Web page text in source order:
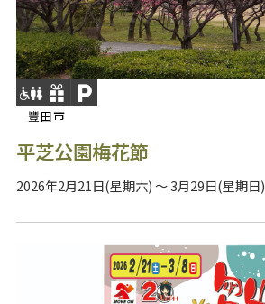
豐田市
平芝公園梅花節
2026年2月21日(星期六) ～ 3月29日(星期日)